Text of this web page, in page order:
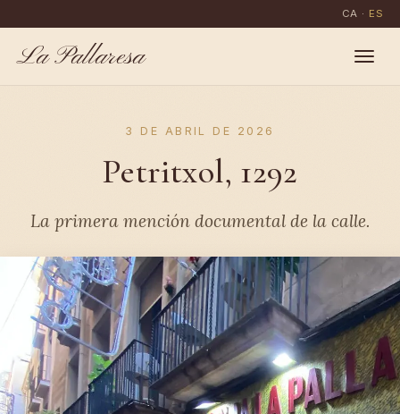
CA · ES
La Pallaresa
3 DE ABRIL DE 2026
Petritxol, 1292
La primera mención documental de la calle.